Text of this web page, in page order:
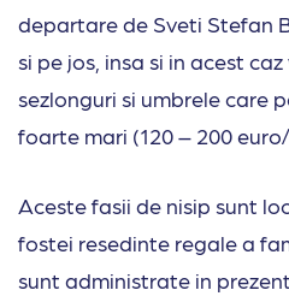
departare de Sveti Stefan
si pe jos, insa si in acest
sezlonguri si umbrele care
foarte mari (120 – 200
Aceste fasii de nisip sunt
fostei resedinte regale a
sunt administrate in